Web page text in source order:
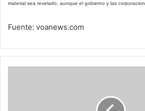
material sea revelado, aunque el gobierno y las
Fuente: voanews.com